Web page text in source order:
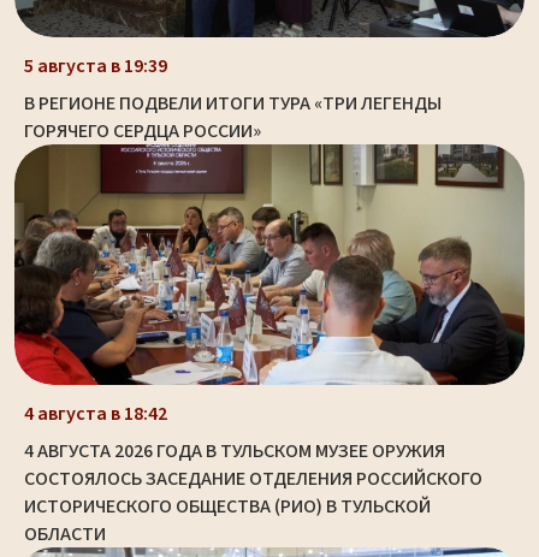
5 августа в 19:39
В РЕГИОНЕ ПОДВЕЛИ ИТОГИ ТУРА «ТРИ ЛЕГЕНДЫ
ГОРЯЧЕГО СЕРДЦА РОССИИ»
4 августа в 18:42
4 АВГУСТА 2026 ГОДА В ТУЛЬСКОМ МУЗЕЕ ОРУЖИЯ
СОСТОЯЛОСЬ ЗАСЕДАНИЕ ОТДЕЛЕНИЯ РОССИЙСКОГО
ИСТОРИЧЕСКОГО ОБЩЕСТВА (РИО) В ТУЛЬСКОЙ
ОБЛАСТИ